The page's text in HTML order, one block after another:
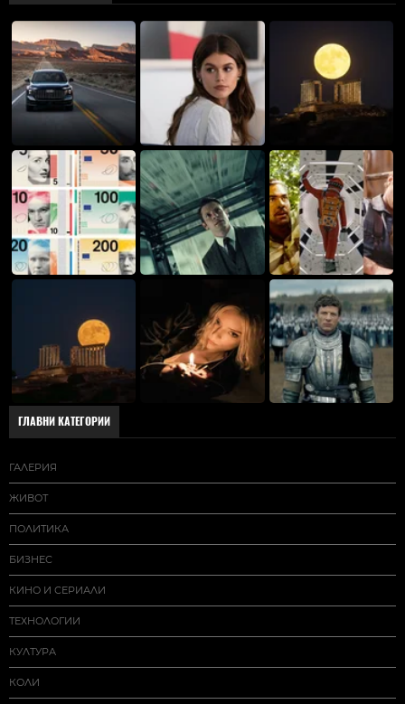
ГЛАВНИ КАТЕГОРИИ
ГАЛЕРИЯ
ЖИВОТ
ПОЛИТИКА
БИЗНЕС
КИНО И СЕРИАЛИ
ТЕХНОЛОГИИ
КУЛТУРА
КОЛИ